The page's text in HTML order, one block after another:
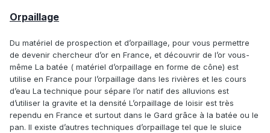
Orpaillage
Du matériel de prospection et d’orpaillage, pour vous permettre
de devenir chercheur d’or en France, et découvrir de l’or vous-
même La batée ( matériel d’orpaillage en forme de cône) est
utilise en France pour l’orpaillage dans les rivières et les cours
d’eau La technique pour sépare l’or natif des alluvions est
d’utiliser la gravite et la densité L’orpaillage de loisir est très
rependu en France et surtout dans le Gard grâce à la batée ou le
pan. Il existe d’autres techniques d’orpaillage tel que le sluice